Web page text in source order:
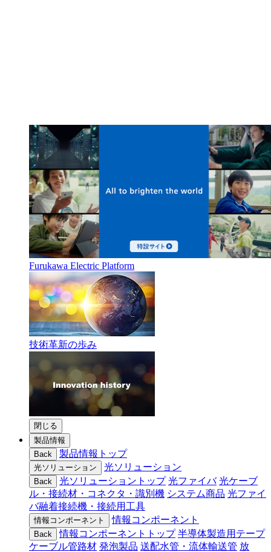
Furukawa Electric Platform
技術革新の歩み
閉じる
製品情報
Back
製品情報トップ
光ソリューション 光ソリューション
Back 光ソリューショントップ 光ファイバ 光ケーブ
ル・接続材・コネクタ・識別機 システム商品 光ファイ
バ融着接続機・接続用工具
情報コンポーネント 情報コンポーネント
Back 情報コンポーネントトップ 半導体製造用テープ
ケーブル管路材 発泡製品 送配水管・流体輸送管 放